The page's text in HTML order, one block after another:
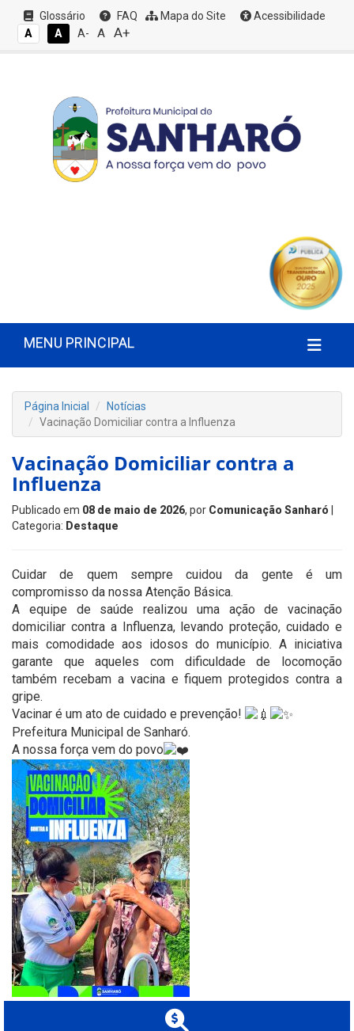
Glossário FAQ Mapa do Site
Acessibilidade
A
A A- A A+
MENU PRINCIPAL
Página Inicial
Notícias
Vacinação Domiciliar contra a Influenza
Vacinação Domiciliar contra a
Influenza
Publicado em 08 de maio de 2026, por Comunicação Sanharó
Categoria: Destaque
Cuidar de quem sempre cuidou da gente é um
compromisso da nossa Atenção Básica.
A equipe de saúde realizou uma ação de vacinação
domiciliar contra a Influenza, levando proteção, cuidado e
mais comodidade aos idosos do município. A iniciativa
garante que aqueles com dificuldade de locomoção
também recebam a vacina e fiquem protegidos contra a
gripe.
Vacinar é um ato de cuidado e prevenção!
Prefeitura Municipal de Sanharó.
A nossa força vem do povo